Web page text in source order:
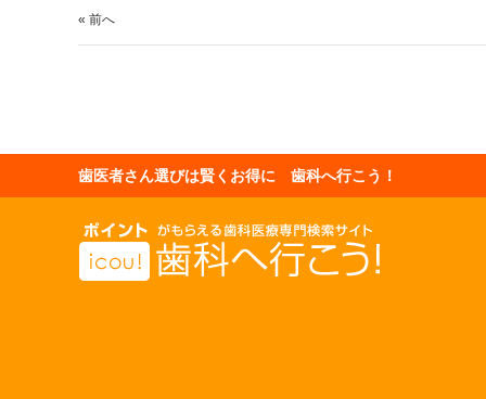
« 前へ
歯医者さん選びは賢くお得に 歯科へ行こう！